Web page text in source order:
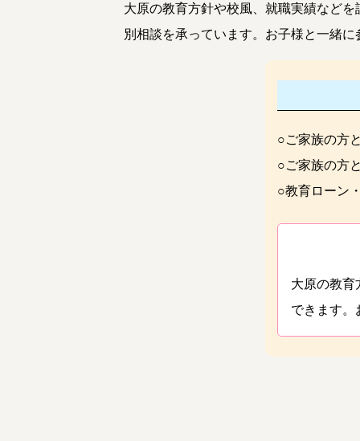
大原の教育方針や校風、就職実績など
別相談を承っています。お子様と一緒
○ご家族の方
○ご家族の方
○教育ローン
大原の教育
できます。